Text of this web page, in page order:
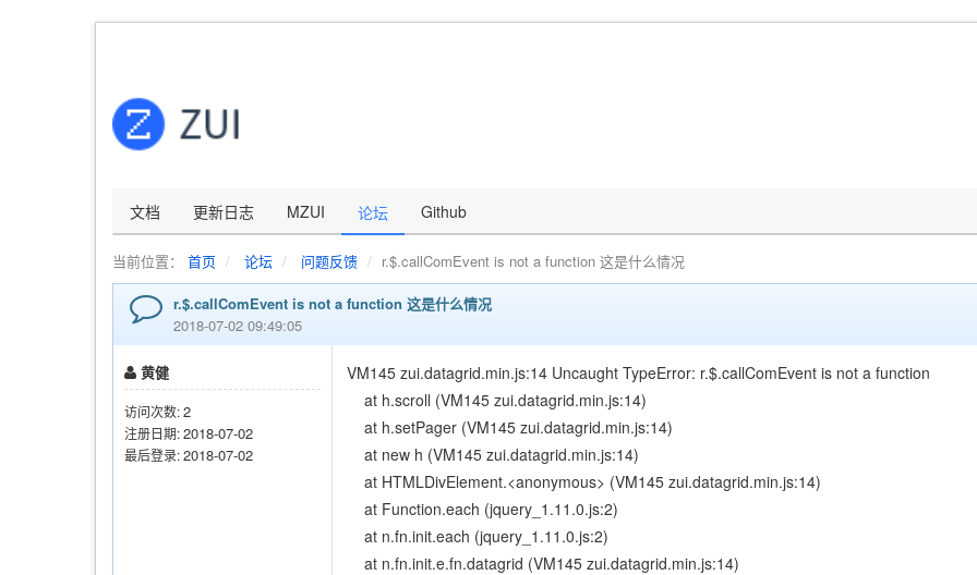
文档 更新日志 MZUI 论坛 Github
当前位置： 首页 论坛 问题反馈 r.$.callComEvent is not a function 这是什么情况
r.$.callComEvent is not a function 这是什么情况
2018-07-02 09:49:05
黄健
访问次数:2
注册日期:2018-07-02
最后登录:2018-07-02
VM145 zui.datagrid.min.js:14 Uncaught TypeError: r.$.callComEvent is not a function
at h.scroll (VM145 zui.datagrid.min.js:14)
at h.setPager (VM145 zui.datagrid.min.js:14)
at new h (VM145 zui.datagrid.min.js:14)
at HTMLDivElement.<anonymous> (VM145 zui.datagrid.min.js:14)
at Function.each (jquery_1.11.0.js:2)
at n.fn.init.each (jquery_1.11.0.js:2)
at n.fn.init.e.fn.datagrid (VM145 zui.datagrid.min.js:14)